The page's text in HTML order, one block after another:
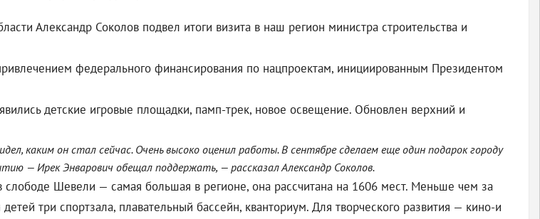
Александр Соколов подвел итоги визита в наш регион министра строительства и
федерального финансирования по нацпроектам, инициированным Президентом
детские игровые площадки, памп-трек, новое освещение. Обновлен верхний и
каким он стал сейчас. Очень высоко оценил работы. В сентябре сделаем еще один подарок городу
— Ирек Энварович обещал поддержать, — рассказал Александр Соколов.
Шевели — самая большая в регионе, она рассчитана на 1606 мест. Меньше чем за
три спортзала, плавательный бассейн, кванториум. Для творческого развития — кино-и